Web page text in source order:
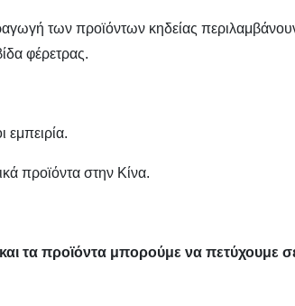
των προϊόντων κηδείας
φέρετρας.
εμπειρία.
προϊόντα στην Κίνα.
τα προϊόντα μπορούμε να πετύχουμε